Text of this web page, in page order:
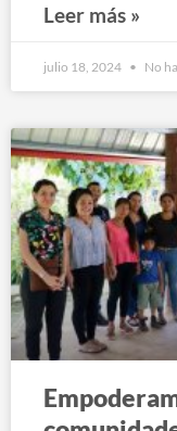
Leer más »
julio 18, 2024 No